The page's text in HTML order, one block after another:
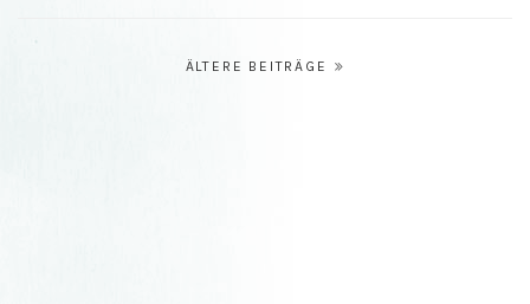
BeitragsnavigationÄLTERE BEITRÄGE